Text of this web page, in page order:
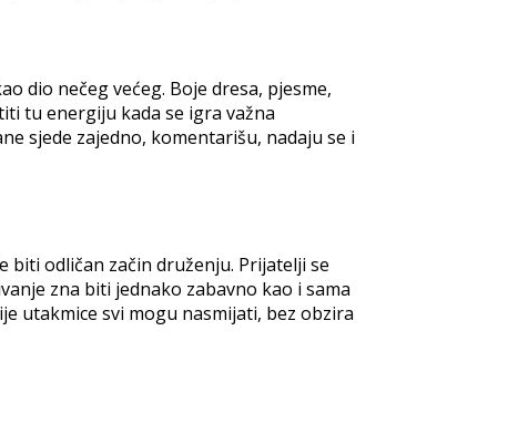
dio nečeg većeg. Boje dresa, pjesme,
tu energiju kada se igra važna
sjede zajedno, komentarišu, nadaju se i
biti odličan začin druženju. Prijatelji se
zna biti jednako zabavno kao i sama
utakmice svi mogu nasmijati, bez obzira